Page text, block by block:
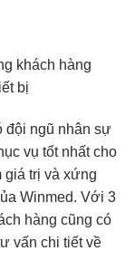
khách hàng
bị
đội ngũ nhân sự
vụ tốt nhất cho
giá trị và xứng
Winmed. Với 3
hàng cũng có
vấn chi tiết về